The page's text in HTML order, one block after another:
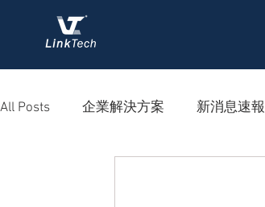
All Posts 企業解決方案 新消息速報